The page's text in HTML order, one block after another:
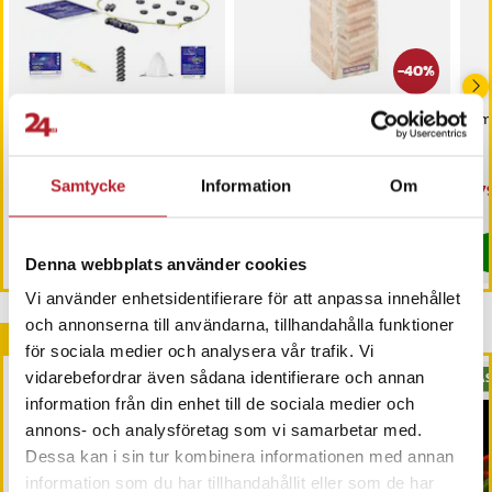
Samtycke Information Om
Denna webbplats använder cookies
Vi använder enhetsidentifierare för att anpassa innehållet
och annonserna till användarna, tillhandahålla funktioner
för sociala medier och analysera vår trafik. Vi
vidarebefordrar även sådana identifierare och annan
information från din enhet till de sociala medier och
annons- och analysföretag som vi samarbetar med.
Dessa kan i sin tur kombinera informationen med annan
information som du har tillhandahållit eller som de har
Magnetic - Roligt
sällskapsspel med
:129 kr
129 kr
I lager, levereras inom 1-2 vardagar
-40%
Tornspel - 60 bitar i trä -
Nuvarande pris
89 kr 149 kr
Andra köpte också
PRESENTTIPS